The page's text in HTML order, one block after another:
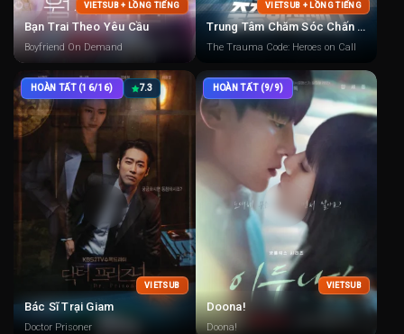
VIETSUB + LỒNG TIẾNG
Bạn Trai Theo Yêu Cầu
Boyfriend On Demand
VIETSUB + LỒNG TIẾNG
Trung Tâm Chăm Sóc Chấn Thương
The Trauma Code: Heroes on Call
HOÀN TẤT (16/16) 7.3
VIETSUB
Bác Sĩ Trại Giam
Doctor Prisoner
HOÀN TẤT (9/9)
VIETSUB
Doona!
Doona!